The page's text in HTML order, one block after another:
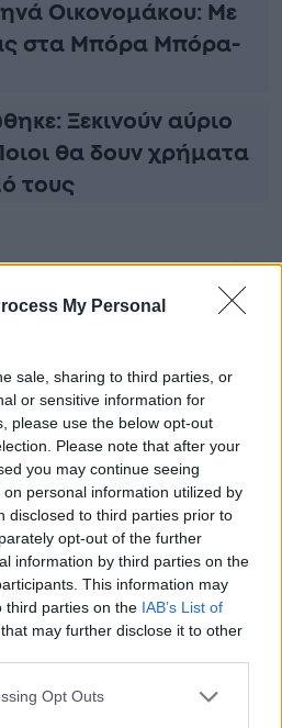
My Personal
sale, sharing to third parties, or
or sensitive information for
please use the below opt-out
Please note that after your
you may continue seeing
personal information utilized by
disclosed to third parties prior to
opt-out of the further
information by third parties on the
This information may
third parties on the IAB’s List of
that may further disclose it to other
Opt Outs
Οικονομάκου: Με
στα Μπόρα Μπόρα-
Ξεκινούν αύριο
θα δουν χρήματα
τους